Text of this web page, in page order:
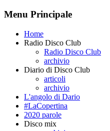
Menu Principale
Home
Radio Disco Club
Radio Disco Club
archivio
Diario di Disco Club
articoli
archivio
L'angolo di Dario
#LaCopertina
2020 parole
Disco mix